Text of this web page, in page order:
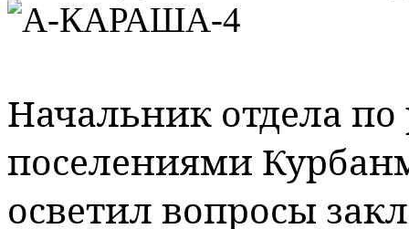
Начальник отдела по
поселениями
осветил вопросы